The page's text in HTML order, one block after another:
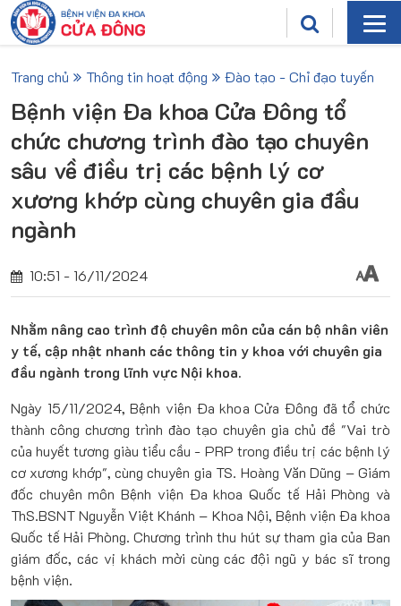
Trang chủ Thông tin hoạt động Đào tạo - Chỉ đạo tuyến
Bệnh viện Đa khoa Cửa Đông tổ
chức chương trình đào tạo chuyên
sâu về điều trị các bệnh lý cơ
xương khớp cùng chuyên gia đầu
ngành
10:51 - 16/11/2024
Nhằm nâng cao trình độ chuyên môn của cán bộ nhân viên
y tế, cập nhật nhanh các thông tin y khoa với chuyên gia
đầu ngành trong lĩnh vực Nội khoa.
Ngày 15/11/2024, Bệnh viện Đa khoa Cửa Đông đã tổ chức
thành công chương trình đào tạo chuyên gia chủ đề "Vai trò
của huyết tương giàu tiểu cầu - PRP trong điều trị các bệnh lý
cơ xương khớp", cùng chuyên gia TS. Hoàng Văn Dũng – Giám
đốc chuyên môn Bệnh viện Đa khoa Quốc tế Hải Phòng và
ThS.BSNT Nguyễn Việt Khánh – Khoa Nội, Bệnh viện Đa khoa
Quốc tế Hải Phòng. Chương trình thu hút sự tham gia của Ban
giám đốc, các vị khách mời cùng các đội ngũ y bác sĩ trong
bệnh viện.